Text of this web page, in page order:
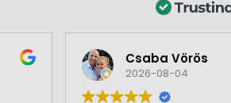
Csaba Vörös
2026-08-04